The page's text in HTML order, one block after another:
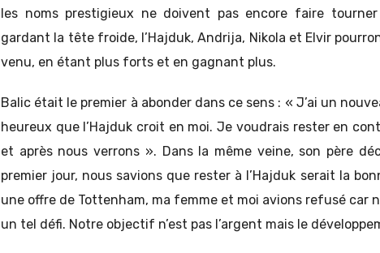
les noms prestigieux ne doivent pas encore faire
gardant la tête froide, l’Hajduk, Andrija, Nikola et Elvir
venu, en étant plus forts et en gagnant plus.
Balic était le premier à abonder dans ce sens : « J’ai un
heureux que l’Hajduk croit en moi. Je voudrais rester en
et après nous verrons ». Dans la même veine, son père
premier jour, nous savions que rester à l’Hajduk serait la
une offre de Tottenham, ma femme et moi avions refusé car
un tel défi. Notre objectif n’est pas l’argent mais le